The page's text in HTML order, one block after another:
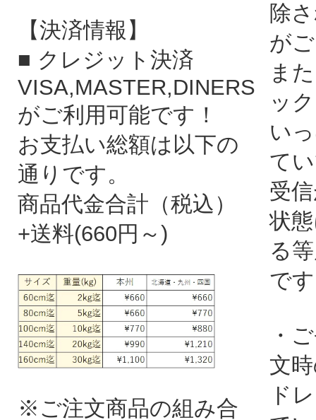
【決済情報】
■ クレジット決済
VISA,MASTER,DINERS
がご利用可能です！
お支払い総額は以下の
通りです。
商品代金合計（税込）
+送料(660円～)
※ご注文商品の組み合
除
が
ま
ッ
い
て
受
状
る
で
・
文
ド